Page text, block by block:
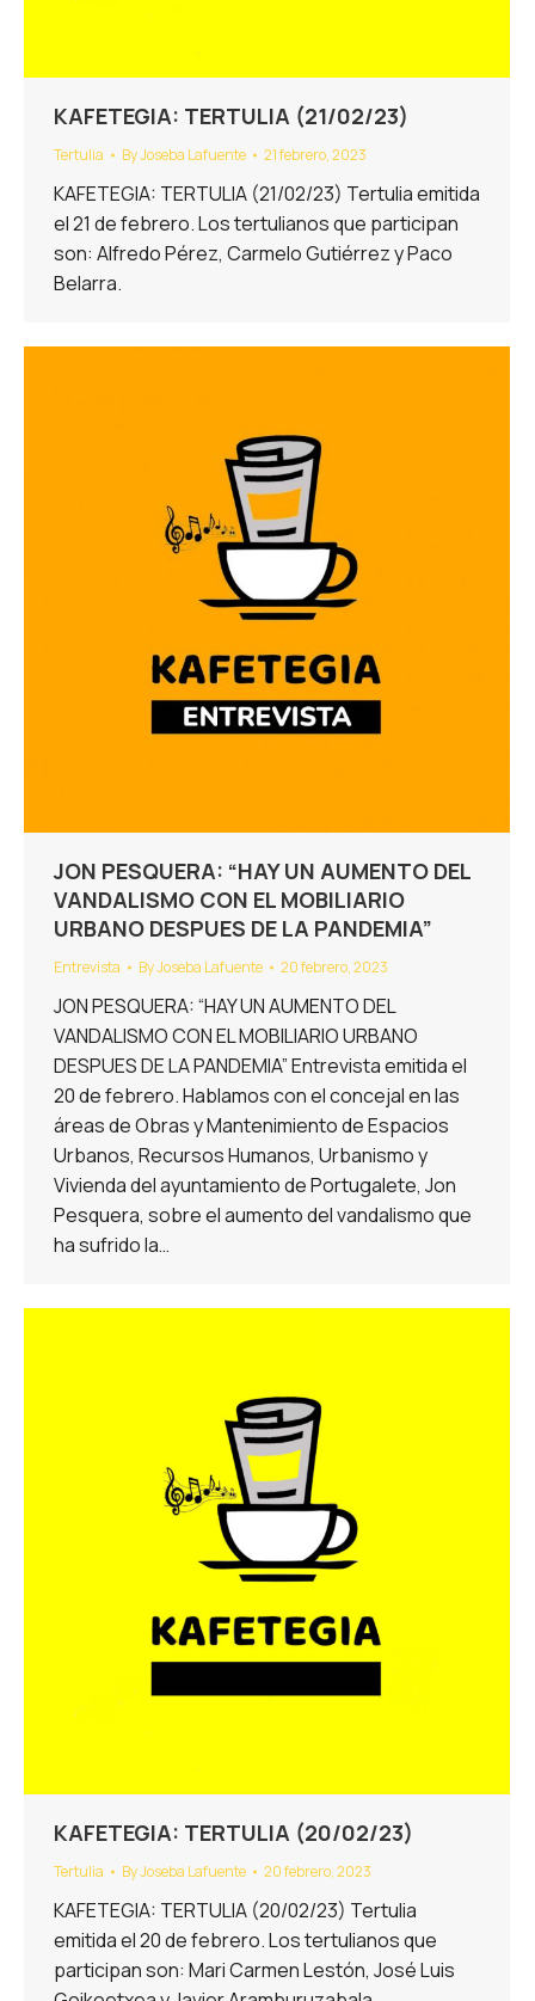
KAFETEGIA: TERTULIA (21/02/23)
Tertulia ByJoseba Lafuente 21 febrero, 2023
KAFETEGIA: TERTULIA (21/02/23) Tertulia emitida
el 21 de febrero. Los tertulianos que participan
son: Alfredo Pérez, Carmelo Gutiérrez y Paco
Belarra.
JON PESQUERA: “HAY UN AUMENTO DEL
VANDALISMO CON EL MOBILIARIO
URBANO DESPUES DE LA PANDEMIA”
Entrevista ByJoseba Lafuente 20 febrero, 2023
JON PESQUERA: “HAY UN AUMENTO DEL
VANDALISMO CON EL MOBILIARIO URBANO
DESPUES DE LA PANDEMIA” Entrevista emitida el
20 de febrero. Hablamos con el concejal en las
áreas de Obras y Mantenimiento de Espacios
Urbanos, Recursos Humanos, Urbanismo y
Vivienda del ayuntamiento de Portugalete, Jon
Pesquera, sobre el aumento del vandalismo que
ha sufrido la…
KAFETEGIA: TERTULIA (20/02/23)
Tertulia ByJoseba Lafuente 20 febrero, 2023
KAFETEGIA: TERTULIA (20/02/23) Tertulia
emitida el 20 de febrero. Los tertulianos que
participan son: Mari Carmen Lestón, José Luis